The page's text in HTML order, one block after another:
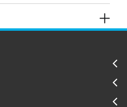
Benefits
& Coatings